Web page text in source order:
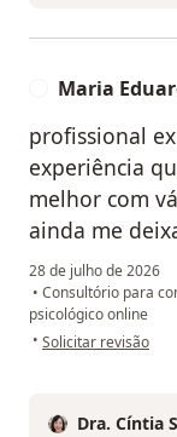
Maria
profissional
experiência
melhor com
ainda me
28 de julho de 2026
• Consultório para
psicológico online
• na opinião do
Solicitar revisão
Dra. Cíntia